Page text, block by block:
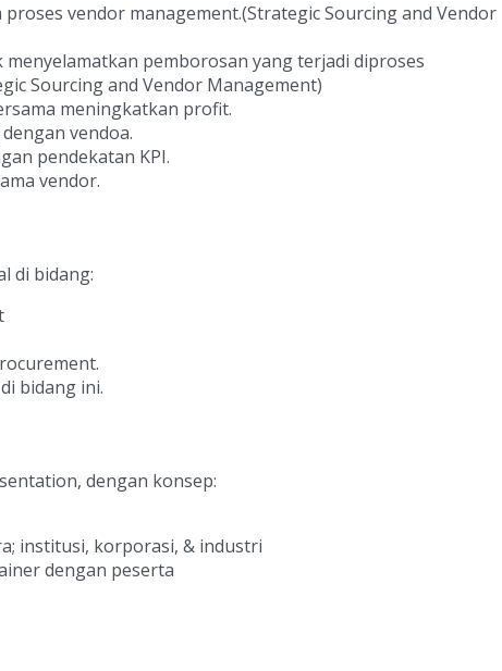
vendor management.(Strategic Sourcing and Vendor
pemborosan yang terjadi diproses
Sourcing and Vendor Management)
meningkatkan profit.
vendoa.
pendekatan KPI.
vendor.
di bidang:
bidang ini.
dengan konsep:
institusi, korporasi, & industri
dengan peserta